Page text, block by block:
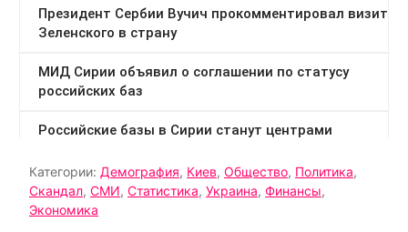
Категории: Демография, Киев, Общество, Политика,
Скандал, СМИ, Статистика, Украина, Финансы,
Экономика